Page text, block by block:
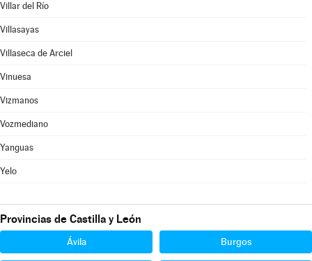
Villar del Río
Villasayas
Villaseca de Arciel
Vinuesa
Vizmanos
Vozmediano
Yanguas
Yelo
Provincias de Castilla y León
Ávila Burgos